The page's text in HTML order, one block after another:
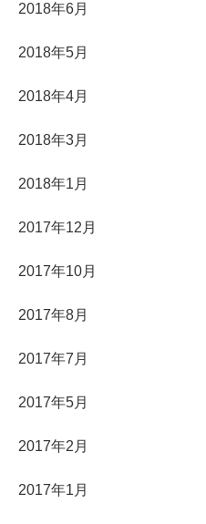
2018年6月
2018年5月
2018年4月
2018年3月
2018年1月
2017年12月
2017年10月
2017年8月
2017年7月
2017年5月
2017年2月
2017年1月